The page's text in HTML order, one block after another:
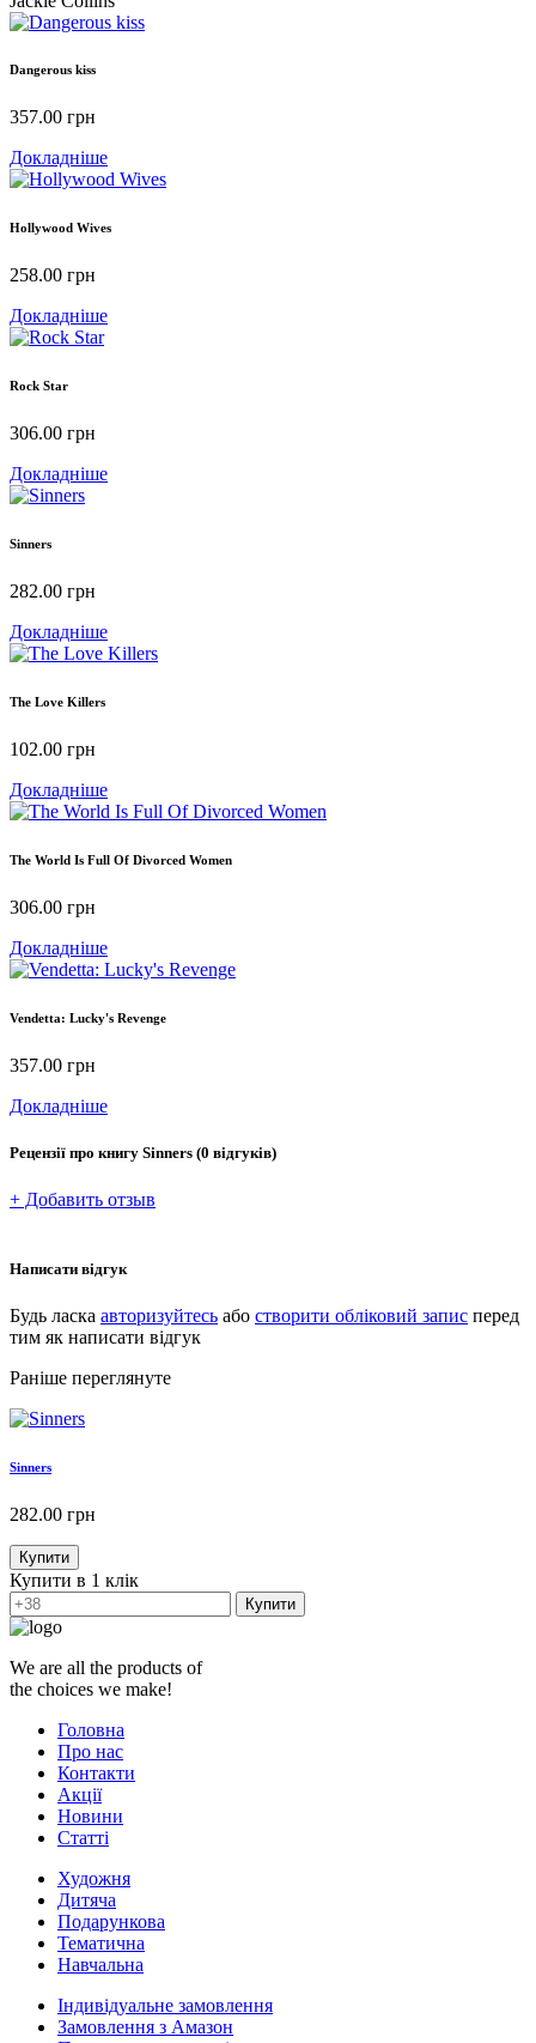
Dangerous kiss
357.00 грн
Докладніше
Hollywood Wives
258.00 грн
Докладніше
Rock Star
306.00 грн
Докладніше
Sinners
282.00 грн
Докладніше
The Love Killers
102.00 грн
Докладніше
The World Is Full Of Divorced Women
306.00 грн
Докладніше
Vendetta: Lucky's Revenge
357.00 грн
Докладніше
Рецензії про книгу Sinners (0 відгуків)
+ Добавить отзыв
Написати відгук
Будь ласка авторизуйтесь або створити обліковий запис перед
тим як написати відгук
Раніше переглянуте
Sinners
282.00 грн
Купити
Купити в 1 клік
Купити
We are all the products of
the choices we make!
Головна
Про нас
Контакти
Акції
Новини
Статті
Художня
Дитяча
Подарункова
Тематична
Навчальна
Індивідуальне замовлення
Замовлення з Амазон